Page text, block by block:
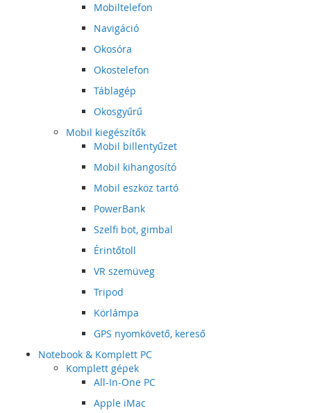
Mobiltelefon
Navigáció
Okosóra
Okostelefon
Táblagép
Okosgyűrű
Mobil kiegészítők
Mobil billentyűzet
Mobil kihangosító
Mobil eszköz tartó
PowerBank
Szelfi bot, gimbal
Érintőtoll
VR szemüveg
Tripod
Körlámpa
GPS nyomkövető, kereső
Notebook & Komplett PC
Komplett gépek
All-In-One PC
Apple iMac